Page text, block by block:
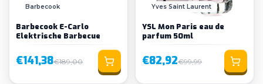
Barbecook
Barbecook E-Carlo
Elektrische Barbecue
€141,38€189,00
Yves Saint Laurent
YSL Mon Paris eau de
parfum 50ml
€82,92€99,99